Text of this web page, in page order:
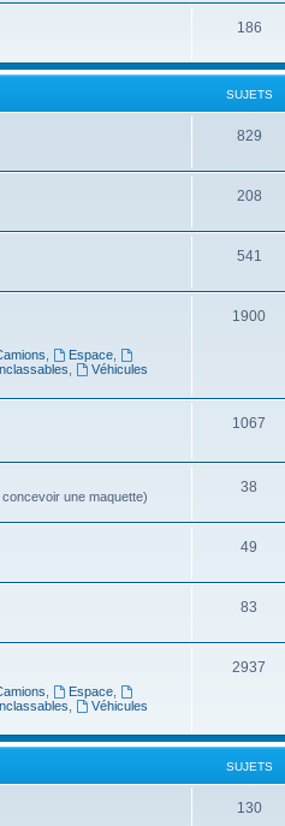
186
SUJETS
829
208
541
Espace,
Véhicules
1900
1067
une maquette)
38
49
83
Espace,
Véhicules
2937
SUJETS
130